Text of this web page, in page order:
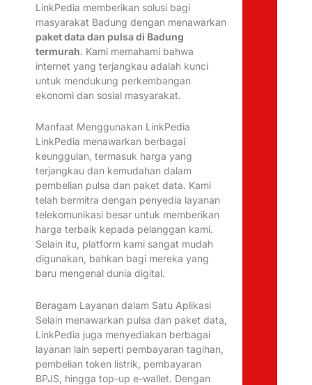
LinkPedia memberikan solusi bagi
masyarakat Badung dengan menawarkan
paket data dan pulsa di Badung
termurah. Kami memahami bahwa
internet yang terjangkau adalah kunci
untuk mendukung perkembangan
ekonomi dan sosial masyarakat.
Manfaat Menggunakan LinkPedia
LinkPedia menawarkan berbagai
keunggulan, termasuk harga yang
terjangkau dan kemudahan dalam
pembelian pulsa dan paket data. Kami
telah bermitra dengan penyedia layanan
telekomunikasi besar untuk memberikan
harga terbaik kepada pelanggan kami.
Selain itu, platform kami sangat mudah
digunakan, bahkan bagi mereka yang
baru mengenal dunia digital.
Beragam Layanan dalam Satu Aplikasi
Selain menawarkan pulsa dan paket data,
LinkPedia juga menyediakan berbagai
layanan lain seperti pembayaran tagihan,
pembelian token listrik, pembayaran
BPJS, hingga top-up e-wallet. Dengan